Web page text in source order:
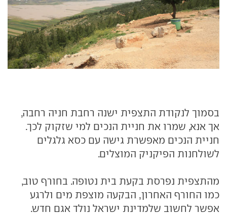
בסמוך לנקודת התצפית ישנה רחבת חניה רחבה,
אך אנא, שמרו את חניית הנכים למי שזקוק לכך.
חניית הנכים מאפשרת גישה עם כסא גלגלים
לשולחנות הפיקניק המוצלים.
מהתצפית נפרסת בקעת בית נטופה. בחורף טוב,
כמו החורף האחרון, הבקעה מוצפת מים ולרגע
אפשר לחשוב שלמדינת ישראל נולד אגם חדש.